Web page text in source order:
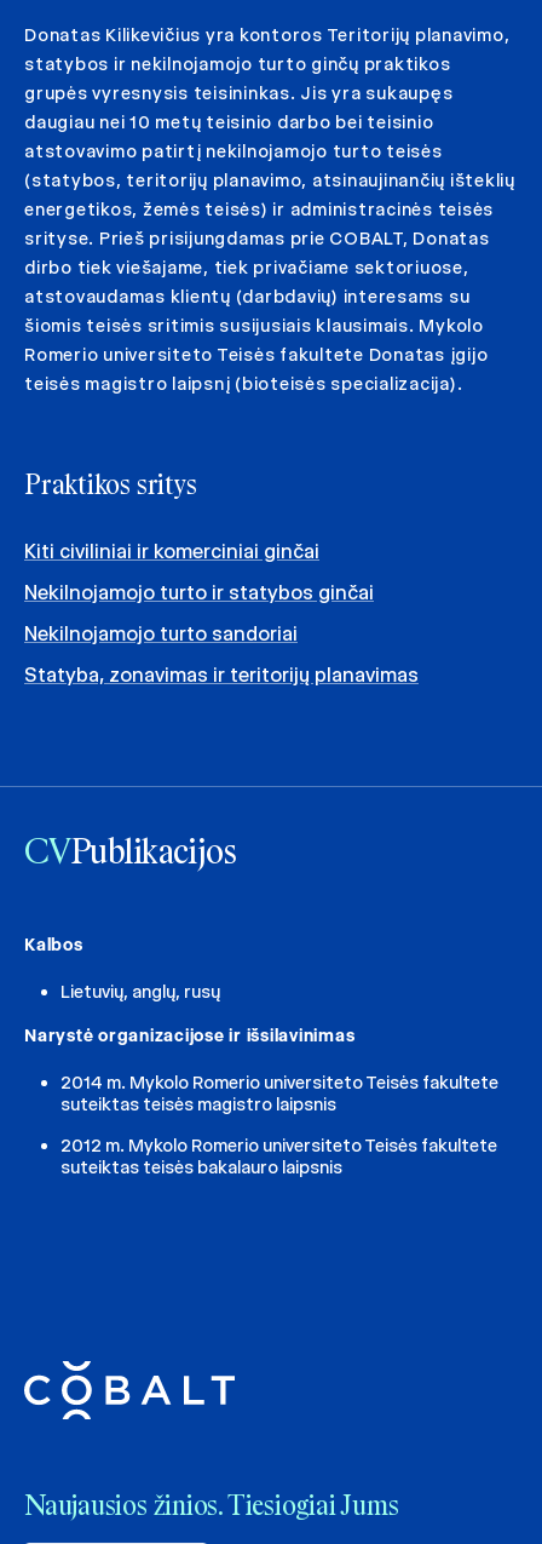
Donatas Kilikevičius yra kontoros Teritorijų planavimo,
statybos ir nekilnojamojo turto ginčų praktikos
grupės vyresnysis teisininkas. Jis yra sukaupęs
daugiau nei 10 metų teisinio darbo bei teisinio
atstovavimo patirtį nekilnojamojo turto teisės
(statybos, teritorijų planavimo, atsinaujinančių išteklių
energetikos, žemės teisės) ir administracinės teisės
srityse. Prieš prisijungdamas prie COBALT, Donatas
dirbo tiek viešajame, tiek privačiame sektoriuose,
atstovaudamas klientų (darbdavių) interesams su
šiomis teisės sritimis susijusiais klausimais. Mykolo
Romerio universiteto Teisės fakultete Donatas įgijo
teisės magistro laipsnį (bioteisės specializacija).
Praktikos sritys
Kiti civiliniai ir komerciniai ginčai
Nekilnojamojo turto ir statybos ginčai
Nekilnojamojo turto sandoriai
Statyba, zonavimas ir teritorijų planavimas
CVPublikacijos
Kalbos
Lietuvių, anglų, rusų
Narystė organizacijose ir išsilavinimas
2014 m. Mykolo Romerio universiteto Teisės fakultete
suteiktas teisės magistro laipsnis
2012 m. Mykolo Romerio universiteto Teisės fakultete
suteiktas teisės bakalauro laipsnis
Naujausios žinios. Tiesiogiai Jums